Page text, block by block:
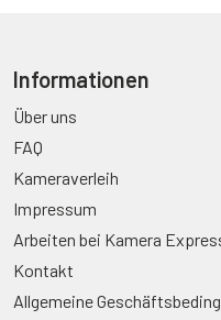
Informationen
Über uns
FAQ
Kameraverleih
Impressum
Arbeiten bei Kamera
Kontakt
Allgemeine